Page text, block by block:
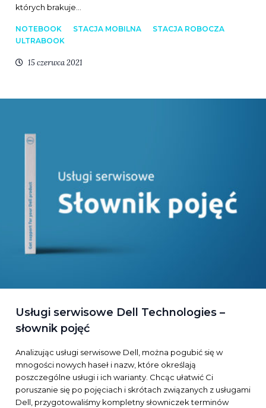
których brakuje…
NOTEBOOK STACJA MOBILNA
STACJA ROBOCZA
ULTRABOOK
15 czerwca 2021
Usługi serwisowe Dell Technologies –
słownik pojęć
Analizując usługi serwisowe Dell, można pogubić się w
mnogości nowych haseł i nazw, które określają
poszczególne usługi i ich warianty. Chcąc ułatwić Ci
poruszanie się po pojęciach i skrótach związanych z usługami
Dell, przygotowaliśmy kompletny słowniczek terminów